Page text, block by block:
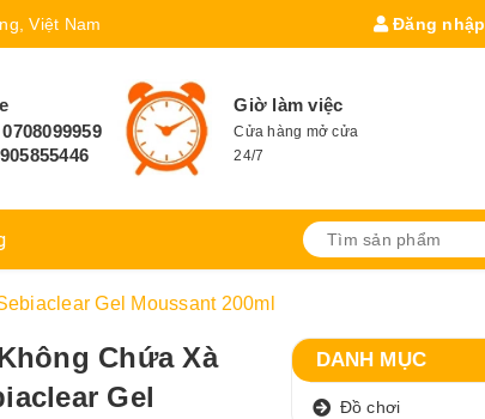
Việt Nam Đăng nhập
0708099959
Giờ làm việc
Cửa hàng mở cửa
24/7
Gel Moussant 200ml
Chứa Xà
Gel
DANH MỤC
Đồ chơi